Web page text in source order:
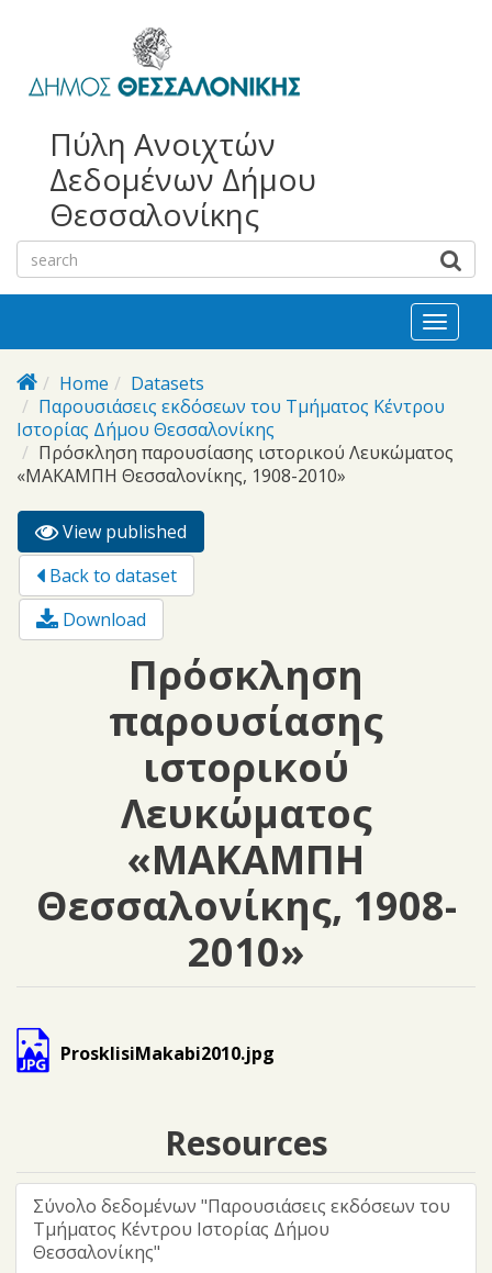
bayan
escort
escort
Πύλη Ανοιχτών
Δεδομένων Δήμου
Θεσσαλονίκης
Toggle
Home
Datasets
Παρουσιάσεις εκδόσεων του Τμήματος Κέντρου
Ιστορίας Δήμου Θεσσαλονίκης
Πρόσκληση παρουσίασης ιστορικού Λευκώματος
«ΜΑΚΑΜΠΗ Θεσσαλονίκης, 1908-2010»
Primary tabs
View published
tab)
Back to dataset
Download
Πρόσκληση
παρουσίασης
ιστορικού
Λευκώματος
«ΜΑΚΑΜΠΗ
Θεσσαλονίκης, 1908-
2010»
ProsklisiMakabi2010.jpg
Resources
Σύνολο δεδομένων "Παρουσιάσεις εκδόσεων του
Τμήματος Κέντρου Ιστορίας Δήμου
Θεσσαλονίκης"